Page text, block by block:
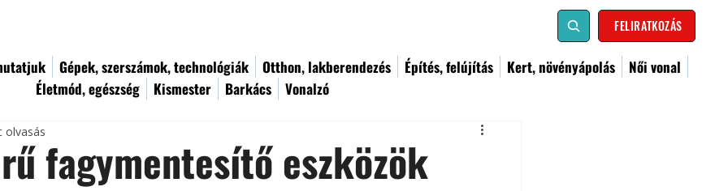
FELIRATKOZÁS
Gépek, szerszámok, technológiák Otthon, lakberendezés Építés, felújítás Kert, növényápolás
Női vonal
Életmód, egészség
Kismester Barkács Vonalzó
fagymentesítő eszközök
olvasás